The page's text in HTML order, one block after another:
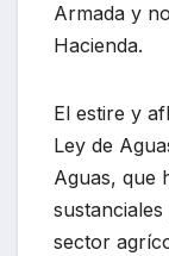
Armada y
Hacienda.
El estire y
Ley de
Aguas, que
sector